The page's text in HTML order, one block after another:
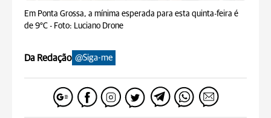
Em Ponta Grossa, a mínima esperada para esta quinta-feira é
de 9°C - Foto: Luciano Drone
Da Redação @Siga-me